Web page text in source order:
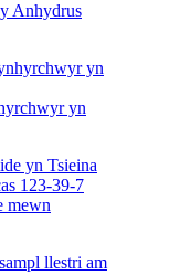
Anhydrus
yn
mewn